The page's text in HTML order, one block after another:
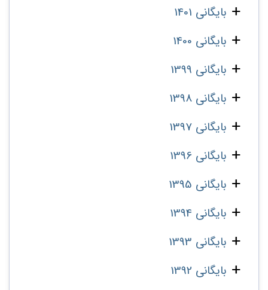
بایگانی 1401
بایگانی 1400
بایگانی 1399
بایگانی 1398
بایگانی 1397
بایگانی 1396
بایگانی 1395
بایگانی 1394
بایگانی 1393
بایگانی 1392